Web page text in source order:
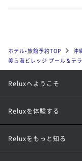
ホテル•旅館予約TOP 沖
美ら海ビレッジ プール＆テ
Reluxへようこそ
Reluxを体験する
Reluxをもっと知る